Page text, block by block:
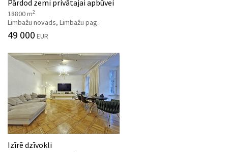
Pārdod zemi privātajai apbūvei
18800 m2
Limbažu novads, Limbažu pag.
49 000 EUR
Izīrē dzīvokli